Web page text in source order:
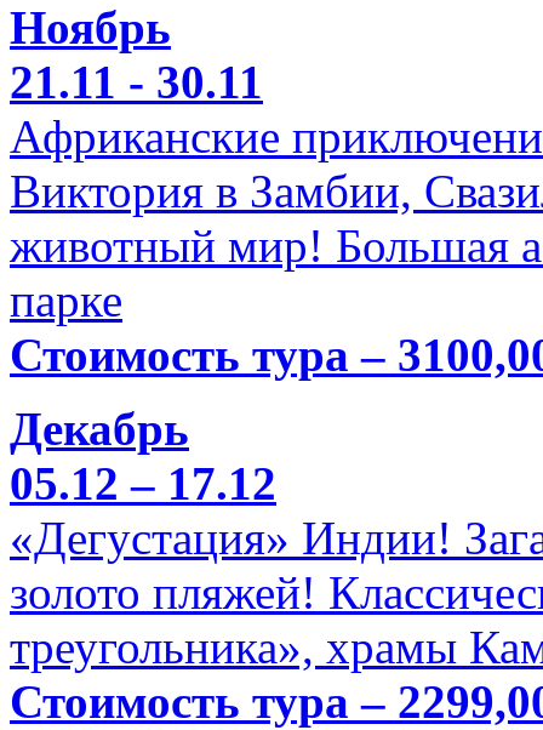
Ноябрь
21.11 - 30.11
Африканские
Виктория в Замбии,
животный мир! Большая
парке
Стоимость тура –
Декабрь
05.12 – 17.12
«Дегустация» Индии!
золото пляжей!
треугольника», храмы
Стоимость тура –